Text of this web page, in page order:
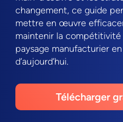
changement, ce guide
mettre en œuvre
maintenir la compétitivité
paysage manufacturier
d’aujourd’hui.
Télécharger